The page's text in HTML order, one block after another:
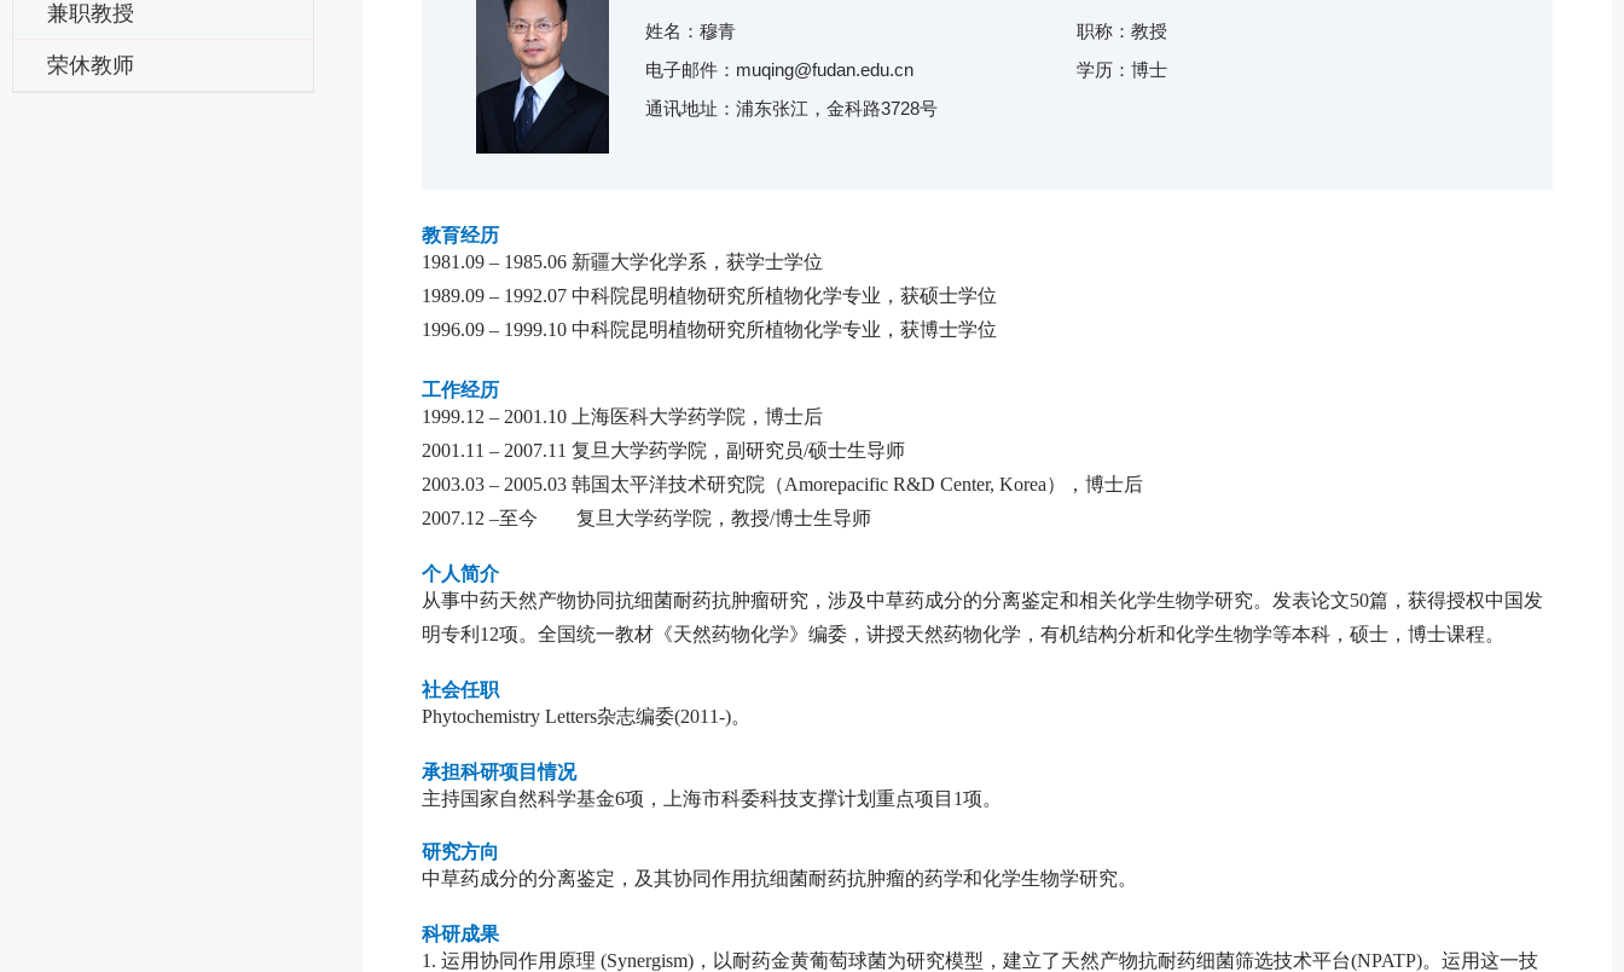
兼职教授
荣休教师
姓名：穆青
职称：教授
电子邮件： muqing@fudan.edu.cn
学历：博士
通讯地址：浦东张江，金科路3728号
教育经历
1981.09 – 1985.06 新疆大学化学系，获学士学位
1989.09 – 1992.07 中科院昆明植物研究所植物化学专业，获硕士学位
1996.09 – 1999.10 中科院昆明植物研究所植物化学专业，获博士学位
工作经历
1999.12 – 2001.10 上海医科大学药学院，博士后
2001.11 – 2007.11 复旦大学药学院，副研究员/硕士生导师
2003.03 – 2005.03 韩国太平洋技术研究院（Amorepacific R&D Center, Korea），博士后
2007.12 –至今 复旦大学药学院，教授/博士生导师
个人简介
从事中药天然产物协同抗细菌耐药抗肿瘤研究，涉及中草药成分的分离鉴定和相关化学生物学研究。发表论文50篇，获得授权中国发
明专利12项。全国统一教材《天然药物化学》编委，讲授天然药物化学，有机结构分析和化学生物学等本科，硕士，博士课程。
社会任职
Phytochemistry Letters杂志编委(2011-)。
承担科研项目情况
主持国家自然科学基金6项，上海市科委科技支撑计划重点项目1项。
研究方向
中草药成分的分离鉴定，及其协同作用抗细菌耐药抗肿瘤的药学和化学生物学研究。
科研成果
1. 运用协同作用原理 (Synergism)，以耐药金黄葡萄球菌为研究模型，建立了天然产物抗耐药细菌筛选技术平台(NPATP)。运用这一技